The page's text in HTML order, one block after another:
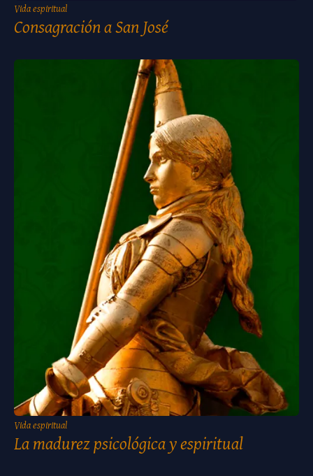
Vida espiritual
Consagración a San José
Vida espiritual
La madurez psicológica y espiritual